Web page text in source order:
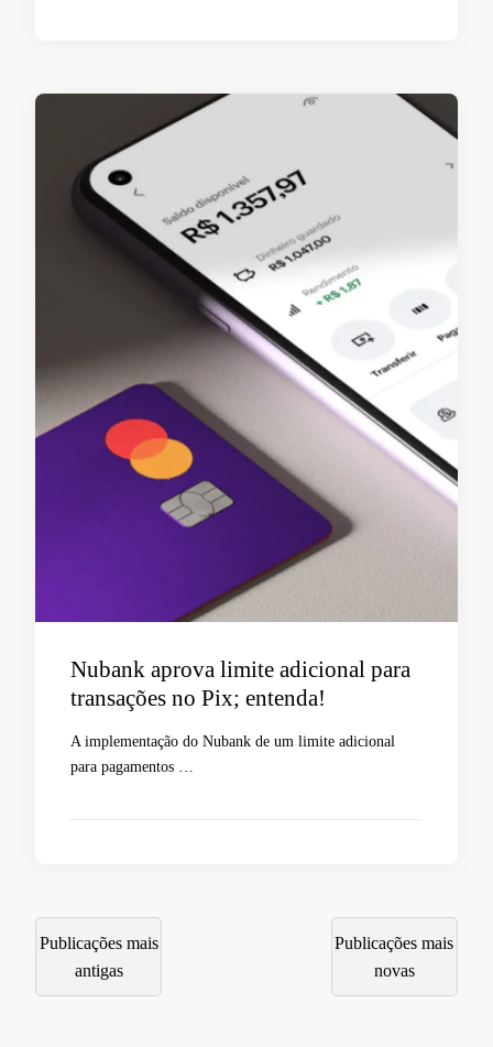
Nubank aprova limite adicional para
transações no Pix; entenda!
A implementação do Nubank de um limite adicional
para pagamentos …
Navegação
por
posts
Publicações mais
antigas
Publicações mais
novas